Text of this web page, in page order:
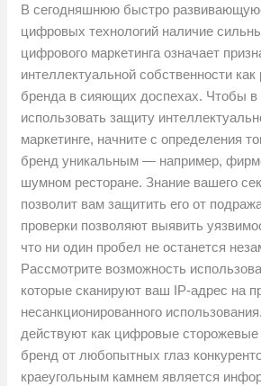
В сегодняшнюю быстро
цифровых технологий наличие
цифрового маркетинга означает
интеллектуальной собственности
бренда в сияющих доспехах. Чтобы в
использовать защиту
маркетинге, начните с определения
бренд уникальным — например,
шумном ресторане. Знание вашего
позволит вам защитить его от
проверки позволяют выявить
что ни один пробел не останется
Рассмотрите возможность
которые сканируют ваш IP-адрес на
несанкционированного
действуют как цифровые
бренд от любопытных глаз
краеугольным камнем является